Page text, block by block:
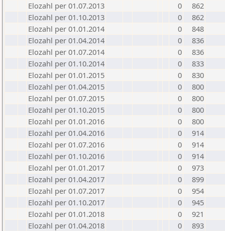
Elozahl per 01.07.2013
0
862
Elozahl per 01.10.2013
0
862
Elozahl per 01.01.2014
0
848
Elozahl per 01.04.2014
0
836
Elozahl per 01.07.2014
0
836
Elozahl per 01.10.2014
0
833
Elozahl per 01.01.2015
0
830
Elozahl per 01.04.2015
0
800
Elozahl per 01.07.2015
0
800
Elozahl per 01.10.2015
0
800
Elozahl per 01.01.2016
0
800
Elozahl per 01.04.2016
0
914
Elozahl per 01.07.2016
0
914
Elozahl per 01.10.2016
0
914
Elozahl per 01.01.2017
0
973
Elozahl per 01.04.2017
0
899
Elozahl per 01.07.2017
0
954
Elozahl per 01.10.2017
0
945
Elozahl per 01.01.2018
0
921
Elozahl per 01.04.2018
0
893